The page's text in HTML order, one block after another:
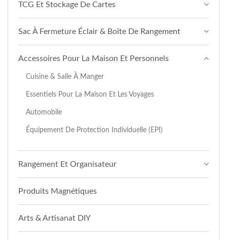
TCG Et Stockage De Cartes
Sac À Fermeture Éclair & Boîte De Rangement
Accessoires Pour La Maison Et Personnels
Cuisine & Salle À Manger
Essentiels Pour La Maison Et Les Voyages
Automobile
Équipement De Protection Individuelle (EPI)
Rangement Et Organisateur
Produits Magnétiques
Arts & Artisanat DIY